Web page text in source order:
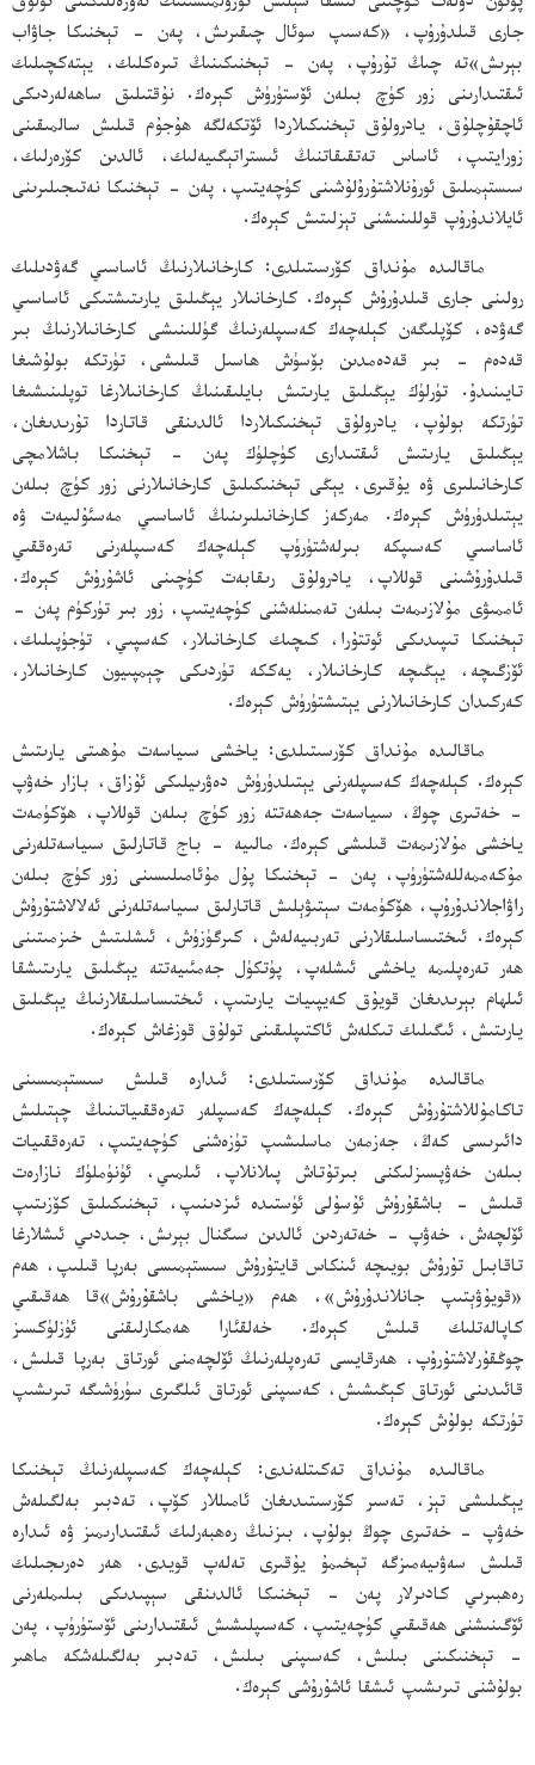
جارى قىلدۇرۇپ، «كەسىپ سوئال چىقىرىش، پەن - تېخنىكا جاۋاب
بېرىش»تە چىڭ تۇرۇپ، پەن - تېخنىكىنىڭ تىرەكلىك، يېتەكچىلىك
ئىقتىدارىنى زور كۈچ بىلەن ئۆستۈرۈش كېرەك. نۇقتىلىق ساھەلەردىكى
ئاچقۇچلۇق، يادرولۇق تېخنىكىلاردا ئۆتكەلگە ھۇجۇم قىلىش سالمىقىنى
زورايتىپ، ئاساس تەتقىقاتنىڭ ئىستراتېگىيەلىك، ئالدىن كۆرەرلىك،
سىستېمىلىق ئورۇنلاشتۇرۇلۇشىنى كۈچەيتىپ، پەن - تېخنىكا نەتىجىلىرىنى
ئايلاندۇرۇپ قوللىنىشنى تېزلىتىش كېرەك.
ماقالىدە مۇنداق كۆرسىتىلدى: كارخانىلارنىڭ ئاساسىي گەۋدىلىك
رولىنى جارى قىلدۇرۇش كېرەك. كارخانىلار يېڭىلىق يارىتىشتىكى ئاساسىي
گەۋدە، كۆپلىگەن كېلەچەك كەسىپلەرنىڭ گۈللىنىشى كارخانىلارنىڭ بىر
قەدەم - بىر قەدەمدىن بۆسۈش ھاسىل قىلىشى، تۈرتكە بولۇشىغا
تايىنىدۇ. تۈرلۈك يېڭىلىق يارىتىش بايلىقىنىڭ كارخانىلارغا توپلىنىشىغا
تۈرتكە بولۇپ، يادرولۇق تېخنىكىلاردا ئالدىنقى قاتاردا تۇرىدىغان،
يېڭىلىق يارىتىش ئىقتىدارى كۈچلۈك پەن - تېخنىكا باشلامچى
كارخانىلىرى ۋە يۇقىرى، يېڭى تېخنىكىلىق كارخانىلارنى زور كۈچ بىلەن
يېتىلدۈرۈش كېرەك. مەركەز كارخانىلىرىنىڭ ئاساسىي مەسئۇلىيەت ۋە
ئاساسىي كەسىپكە بىرلەشتۈرۈپ كېلەچەك كەسىپلەرنى تەرەققىي
قىلدۇرۇشىنى قوللاپ، يادرولۇق رىقابەت كۈچىنى ئاشۇرۇش كېرەك.
ئاممىۋى مۇلازىمەت بىلەن تەمىنلەشنى كۈچەيتىپ، زور بىر تۈركۈم پەن -
تېخنىكا تىپىدىكى ئوتتۇرا، كىچىك كارخانىلار، كەسپىي، تۈجۈپىلىك،
ئۆزگىچە، يېڭىچە كارخانىلار، يەككە تۈردىكى چېمپىيون كارخانىلار،
كەركىدان كارخانىلارنى يېتىشتۈرۈش كېرەك.
ماقالىدە مۇنداق كۆرسىتىلدى: ياخشى سىياسەت مۇھىتى يارىتىش
كېرەك. كېلەچەك كەسىپلەرنى يېتىلدۈرۈش دەۋرىيلىكى ئۇزاق، بازار خەۋپ
- خەتىرى چوڭ، سىياسەت جەھەتتە زور كۈچ بىلەن قوللاپ، ھۆكۈمەت
ياخشى مۇلازىمەت قىلىشى كېرەك. مالىيە - باج قاتارلىق سىياسەتلەرنى
مۇكەممەللەشتۈرۈپ، پەن - تېخنىكا پۇل مۇئامىلىسىنى زور كۈچ بىلەن
راۋاجلاندۇرۇپ، ھۆكۈمەت سېتىۋېلىش قاتارلىق سىياسەتلەرنى ئەلالاشتۇرۇش
كېرەك. ئىختىساسلىقلارنى تەربىيەلەش، كىرگۈزۈش، ئىشلىتىش خىزمىتىنى
ھەر تەرەپلىمە ياخشى ئىشلەپ، پۈتكۈل جەمئىيەتتە يېڭىلىق يارىتىشقا
ئىلھام بېرىدىغان قويۇق كەيپىيات يارىتىپ، ئىختىساسلىقلارنىڭ يېڭىلىق
يارىتىش، ئىگىلىك تىكلەش ئاكتىپلىقىنى تولۇق قوزغاش كېرەك.
ماقالىدە مۇنداق كۆرسىتىلدى: ئىدارە قىلىش سىستېمىسىنى
تاكامۇللاشتۇرۇش كېرەك. كېلەچەك كەسىپلەر تەرەققىياتىنىڭ چېتىلىش
دائىرىسى كەڭ، جەزمەن ماسلىشىپ تۈزەشنى كۈچەيتىپ، تەرەققىيات
بىلەن خەۋپسىزلىكنى بىرتۇتاش پىلانلاپ، ئىلمىي، ئۈنۈملۈك نازارەت
قىلىش - باشقۇرۇش ئۇسۇلى ئۈستىدە ئىزدىنىپ، تېخنىكىلىق كۆزىتىپ
ئۆلچەش، خەۋپ - خەتەردىن ئالدىن سىگنال بېرىش، جىددىي ئىشلارغا
تاقابىل تۇرۇش بويىچە ئىنكاس قايتۇرۇش سىستېمىسى بەرپا قىلىپ، ھەم
«قويۇۋېتىپ جانلاندۇرۇش»، ھەم «ياخشى باشقۇرۇش»قا ھەقىقىي
كاپالەتلىك قىلىش كېرەك. خەلقئارا ھەمكارلىقنى ئۈزلۈكسىز
چوڭقۇرلاشتۇرۇپ، ھەرقايسى تەرەپلەرنىڭ ئۆلچەمنى ئورتاق بەرپا قىلىش،
قائىدىنى ئورتاق كېڭىشىش، كەسىپنى ئورتاق ئىلگىرى سۈرۈشىگە تىرىشىپ
تۈرتكە بولۇش كېرەك.
ماقالىدە مۇنداق تەكىتلەندى: كېلەچەك كەسىپلەرنىڭ تېخنىكا
يېڭىلىشى تېز، تەسىر كۆرسىتىدىغان ئامىللار كۆپ، تەدبىر بەلگىلەش
خەۋپ - خەتىرى چوڭ بولۇپ، بىزنىڭ رەھبەرلىك ئىقتىدارىمىز ۋە ئىدارە
قىلىش سەۋىيەمىزگە تېخىمۇ يۇقىرى تەلەپ قويدى. ھەر دەرىجىلىك
رەھبىرىي كادىرلار پەن - تېخنىكا ئالدىنقى سېپىدىكى بىلىملەرنى
ئۆگىنىشنى ھەقىقىي كۈچەيتىپ، كەسىپلىشىش ئىقتىدارىنى ئۆستۈرۈپ، پەن
- تېخنىكىنى بىلىش، كەسىپنى بىلىش، تەدبىر بەلگىلەشكە ماھىر
بولۇشنى تىرىشىپ ئىشقا ئاشۇرۇشى كېرەك.